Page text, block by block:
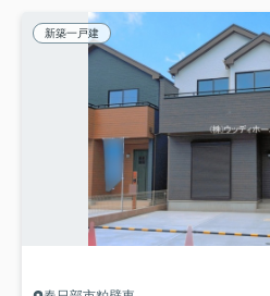
新築一戸建